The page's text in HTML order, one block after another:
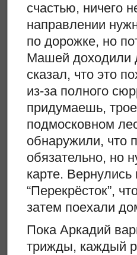
счастью, ничего
направлении
по дорожке, но
Машей доходили
сказал, что это
из-за полного
придумаешь,
подмосковном
обнаружили, что
обязательно, но
карте.
“Перекрёсток”,
затем поехали
Пока Аркадий
трижды, каждый